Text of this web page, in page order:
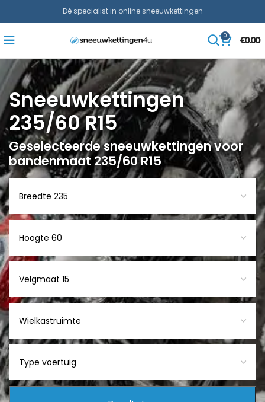
Dé specialist in online sneeuwkettingen
0
€0.00
Sneeuwkettingen
235/60 R15
Geselecteerde sneeuwkettingen voor
bandenmaat 235/60 R15